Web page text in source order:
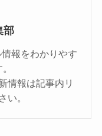
部
報をわかりやす
情報は記事内リ
い。